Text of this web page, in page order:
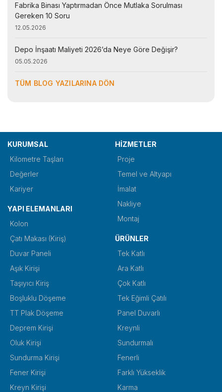
Fabrika Binası Yaptırmadan Önce Mutlaka Sorulması
Gereken 10 Soru
12.05.2026
Depo İnşaatı Maliyeti 2026’da Neye Göre Değişir?
05.05.2026
TÜM BLOG YAZILARINA DÖN
KURUMSAL
Kilometre Taşları
Değerler
Kariyer
YAPI ELEMANLARI
Kolon
Çatı Makası (Kiriş)
Duvar Paneli
Aşık Kirişi
Taşıyıcı Kiriş
Boşluklu Döşeme
TT Plak Döşeme
Deprem Kirişi
Oluk Kirişi
Sundurma Kirişi
Fener Kirişi
Kreyn Kirişi
HİZMETLER
Proje
Temel ve Altyapı
İmalat
Nakliye
Montaj
ÜRÜNLER
Tek Katlı
Ara Katlı
Çok Katlı
Tek Eğimli Çatılı
Panel Duvarlı
Kreynli
Sundurmalı
Fenerli
Farklı Yükseklik
Karma